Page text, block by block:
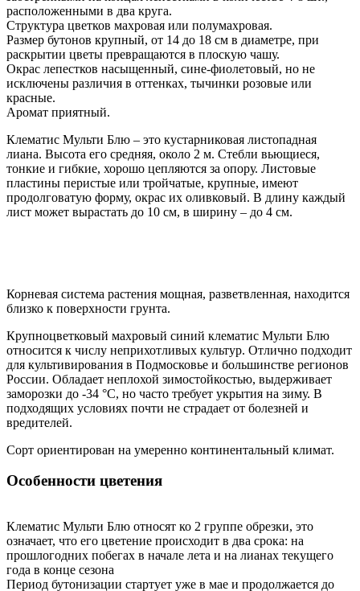
расположенными в два круга.
Структура цветков махровая или полумахровая.
Размер бутонов крупный, от 14 до 18 см в диаметре, при
раскрытии цветы превращаются в плоскую чашу.
Окрас лепестков насыщенный, сине-фиолетовый, но не
исключены различия в оттенках, тычинки розовые или
красные.
Аромат приятный.
Клематис Мульти Блю – это кустарниковая листопадная
лиана. Высота его средняя, около 2 м. Стебли вьющиеся,
тонкие и гибкие, хорошо цепляются за опору. Листовые
пластины перистые или тройчатые, крупные, имеют
продолговатую форму, окрас их оливковый. В длину каждый
лист может вырастать до 10 см, в ширину – до 4 см.
Корневая система растения мощная, разветвленная, находится
близко к поверхности грунта.
Крупноцветковый махровый синий клематис Мульти Блю
относится к числу неприхотливых культур. Отлично подходит
для культивирования в Подмосковье и большинстве регионов
России. Обладает неплохой зимостойкостью, выдерживает
заморозки до -34 °С, но часто требует укрытия на зиму. В
подходящих условиях почти не страдает от болезней и
вредителей.
Сорт ориентирован на умеренно континентальный климат.
Особенности цветения
Клематис Мульти Блю относят ко 2 группе обрезки, это
означает, что его цветение происходит в два срока: на
прошлогодних побегах в начале лета и на лианах текущего
года в конце сезона
Период бутонизации стартует уже в мае и продолжается до